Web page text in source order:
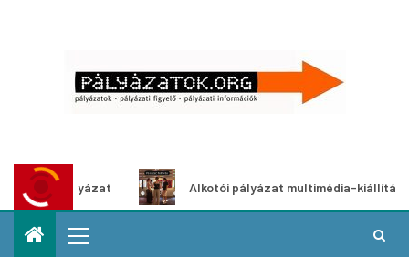
Alkotói pályázat multimédia-kiállításhoz